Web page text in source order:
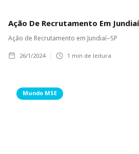
Ação De Recrutamento Em
Ação de Recrutamento em Jundiaí–SP
26/1/2024 1 min de leitura
Mundo MSE